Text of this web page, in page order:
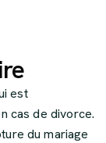
est
cas de divorce.
du mariage